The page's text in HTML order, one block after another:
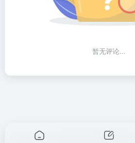
暂无评论...
Copyright © 2026 OneNav强力驱动